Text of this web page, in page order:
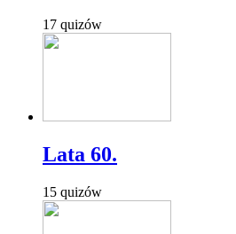
17 quizów
Lata 60.
15 quizów